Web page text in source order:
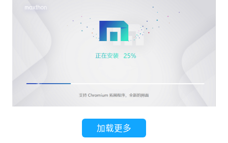
12.超级收藏：高效管理网址和笔记
13.分屏浏览：通过分屏轻松实现多任务处理
14.沉浸式阅读：傲游阅读模式，专注于内容，无
15.页面朗读：将文本转换为语音，便于倾听
加载更多